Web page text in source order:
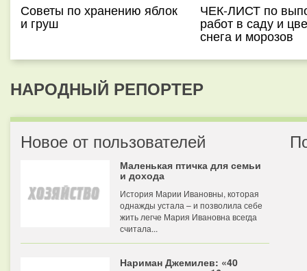
Советы по хранению яблок
и груш
ЧЕК-ЛИСТ по
работ в саду и
снега и морозов
НАРОДНЫЙ РЕПОРТЕР
Новое от пользователей
Маленькая птичка для семьи
и дохода
История Марии Ивановны, которая
однажды устала – и позволила себе
жить легче Мария Ивановна всегда
считала...
Нариман Джемилев: «40